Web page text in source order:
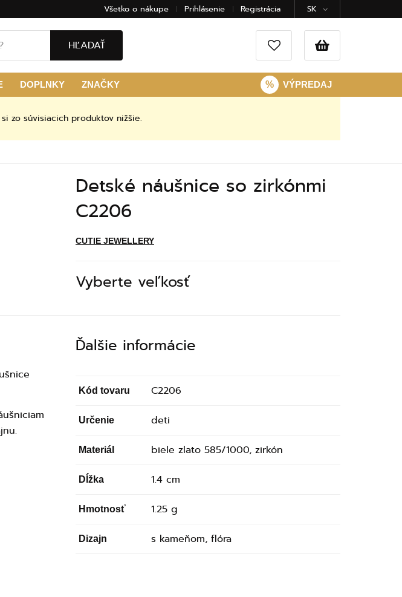
Všetko o nákupe Prihlásenie Registrácia SK
HĽADAŤ
DOPLNKY ZNAČKY % VÝPREDAJ
zo súvisiacich produktov nižšie.
Detské náušnice so zirkónmi
C2206
CUTIE JEWELLERY
Vyberte veľkosť
Ďalšie informácie
Kód tovaru C2206
Určenie deti
Materiál biele zlato 585/1000, zirkón
Dĺžka 1.4 cm
Hmotnosť 1.25 g
Dizajn s kameňom, flóra